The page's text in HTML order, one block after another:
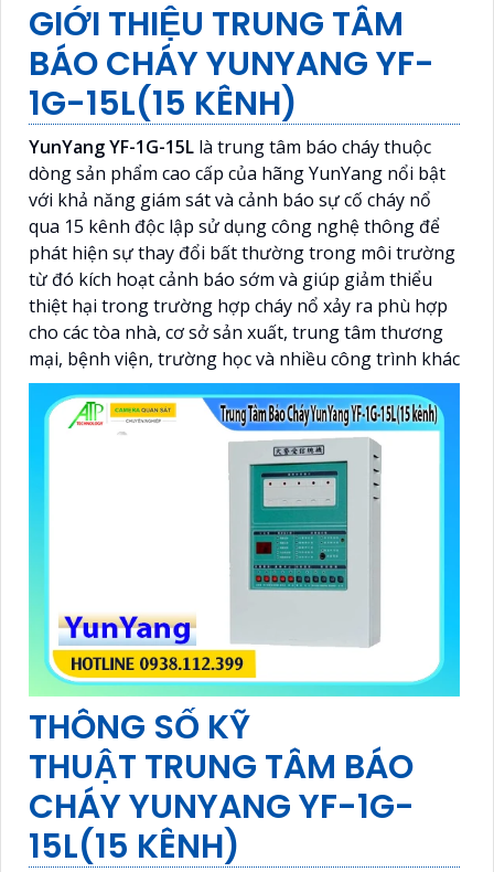
GIỚI THIỆU TRUNG TÂM
BÁO CHÁY YUNYANG YF-
1G-15L(15 KÊNH)
YunYang YF-1G-15L là trung tâm báo cháy thuộc
dòng sản phẩm cao cấp của hãng YunYang nổi bật
với khả năng giám sát và cảnh báo sự cố cháy nổ
qua 15 kênh độc lập sử dụng công nghệ thông để
phát hiện sự thay đổi bất thường trong môi trường
từ đó kích hoạt cảnh báo sớm và giúp giảm thiểu
thiệt hại trong trường hợp cháy nổ xảy ra phù hợp
cho các tòa nhà, cơ sở sản xuất, trung tâm thương
mại, bệnh viện, trường học và nhiều công trình khác
THÔNG SỐ KỸ
THUẬT TRUNG TÂM BÁO
CHÁY YUNYANG YF-1G-
15L(15 KÊNH)